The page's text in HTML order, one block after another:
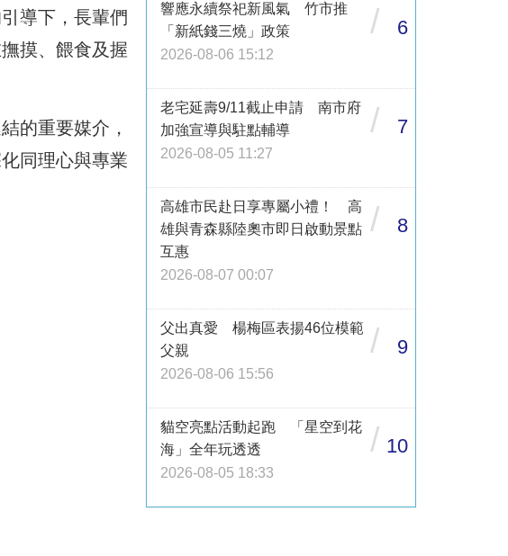
導下，長輩們
摸、餵食及握
的重要媒介，
同理心與專業
響應永續祭祀新風氣 竹市推
「新紙錢三燒」政策
2026-08-06 15:12
/ 6
老宅延壽9/11截止申請 南市府
加強宣導與駐點輔導
2026-08-05 11:27
/ 7
高雄市民赴日享專屬小禮！ 高
雄與青森縣陸奧市即日啟動景點
互惠
2026-08-07 00:07
/ 8
父出真愛 楊梅區表揚46位模範
父親
2026-08-06 15:56
/ 9
貓空亮點活動起跑 「星空到花
海」全年玩透透
2026-08-05 18:33
/ 10